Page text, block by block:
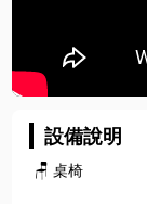
設備說明
🪑 桌椅